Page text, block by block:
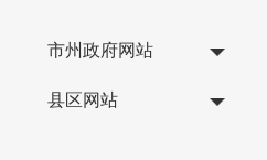
市州政府网站
县区网站